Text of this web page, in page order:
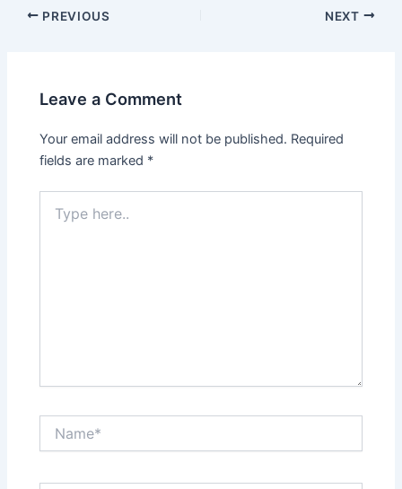
Post
PREVIOUS NEXT
Leave a Comment
Your email address will not be published. Required
fields are marked *
here..